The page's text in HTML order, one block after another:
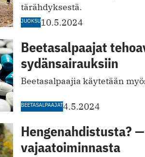
tärähdyksestä.
JUOKSU10.5.2024
Beetasalpaajat
sydänsairauksiin
Beetasalpaajia käytetään
BEETASALPAAJAT4.5.2024
Hengenahdistusta?
vajaatoiminnasta